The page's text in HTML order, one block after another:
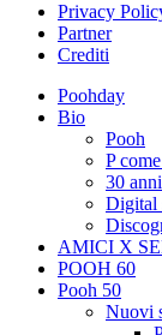
Privacy
Partner
Crediti
Poohday
Bio
Pooh
P
30
Digital
AMICI X
POOH 60
Pooh 50
Nuovi